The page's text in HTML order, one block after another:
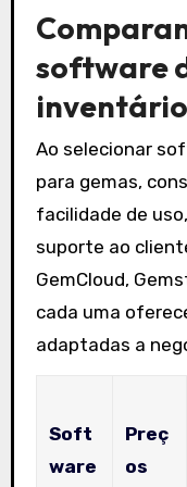
software
inventário
Ao selecionar
para gemas,
facilidade de
suporte ao
GemCloud,
cada uma
adaptadas a
Soft
ware
Preç
os